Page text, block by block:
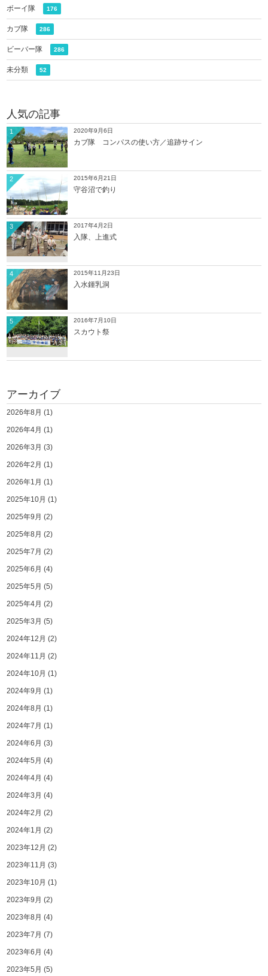
ボーイ隊 176
カブ隊 286
ビーバー隊 286
未分類 52
人気の記事
2020年9月6日
カブ隊 コンパスの使い方／追跡サイン
1
2015年6月21日
守谷沼で釣り
2
2017年4月2日
入隊、上進式
3
2015年11月23日
入水鍾乳洞
4
2016年7月10日
スカウト祭
5
アーカイブ
2026年8月 (1)
2026年4月 (1)
2026年3月 (3)
2026年2月 (1)
2026年1月 (1)
2025年10月 (1)
2025年9月 (2)
2025年8月 (2)
2025年7月 (2)
2025年6月 (4)
2025年5月 (5)
2025年4月 (2)
2025年3月 (5)
2024年12月 (2)
2024年11月 (2)
2024年10月 (1)
2024年9月 (1)
2024年8月 (1)
2024年7月 (1)
2024年6月 (3)
2024年5月 (4)
2024年4月 (4)
2024年3月 (4)
2024年2月 (2)
2024年1月 (2)
2023年12月 (2)
2023年11月 (3)
2023年10月 (1)
2023年9月 (2)
2023年8月 (4)
2023年7月 (7)
2023年6月 (4)
2023年5月 (5)